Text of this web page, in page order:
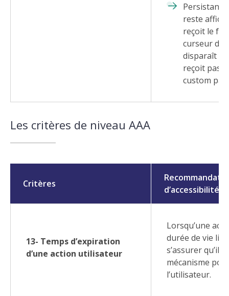
Persistant
reste
reçoit le
curseur de
disparaît
reçoit pas
custom par
Les critères de niveau AAA
Critères
d’accessibilité
13- Temps d’expiration
d’une action utilisateur
Lorsqu’une
durée de vie
s’assurer qu’il
mécanisme
l’utilisateur.